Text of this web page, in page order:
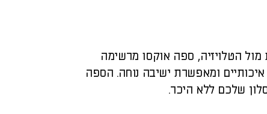
הטלויזיה, ספה אוקסו מרשימה
ומאפשרת ישיבה נוחה. הספה
שלכם ללא היכר.